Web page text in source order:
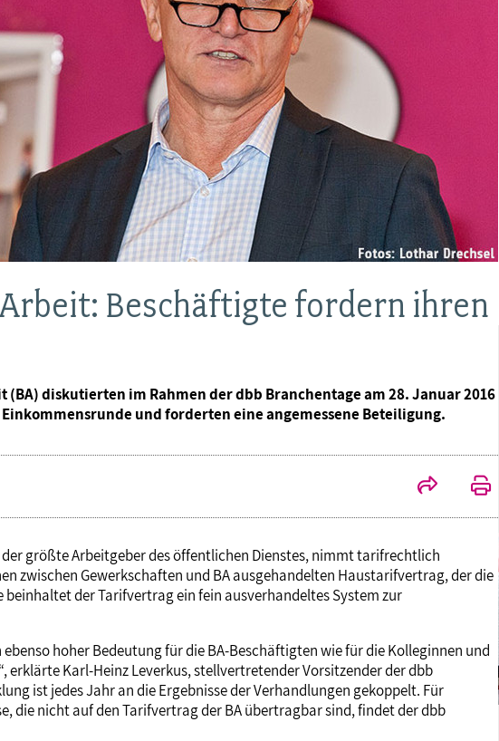
BAGSO
Beschäftigte fordern ihren
diskutierten im Rahmen der dbb Branchentage am 28. Januar 2016
und forderten eine angemessene Beteiligung.
der größte Arbeitgeber des öffentlichen Dienstes, nimmt tarifrechtlich
zwischen Gewerkschaften und BA ausgehandelten Haustarifvertrag, der die
der Tarifvertrag ein fein ausverhandeltes System zur
hoher Bedeutung für die BA-Beschäftigten wie für die Kolleginnen und
erklärte Karl-Heinz Leverkus, stellvertretender Vorsitzender der dbb
ist jedes Jahr an die Ergebnisse der Verhandlungen gekoppelt. Für
die nicht auf den Tarifvertrag der BA übertragbar sind, findet der dbb